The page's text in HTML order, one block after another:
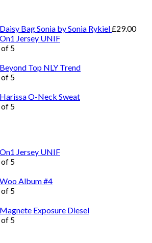
Daisy Bag Sonia by Sonia Rykiel£29.00
On1 Jersey UNIF
5
Beyond Top NLY Trend
5
Harissa O-Neck Sweat
5
On1 Jersey UNIF
5
Woo Album #4
5
Magnete Exposure Diesel
5